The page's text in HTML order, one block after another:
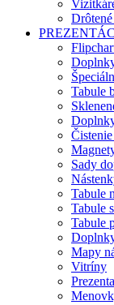
Tabule
Sady
Tabule
Tabule
Tabule
Mapy
Vitríny